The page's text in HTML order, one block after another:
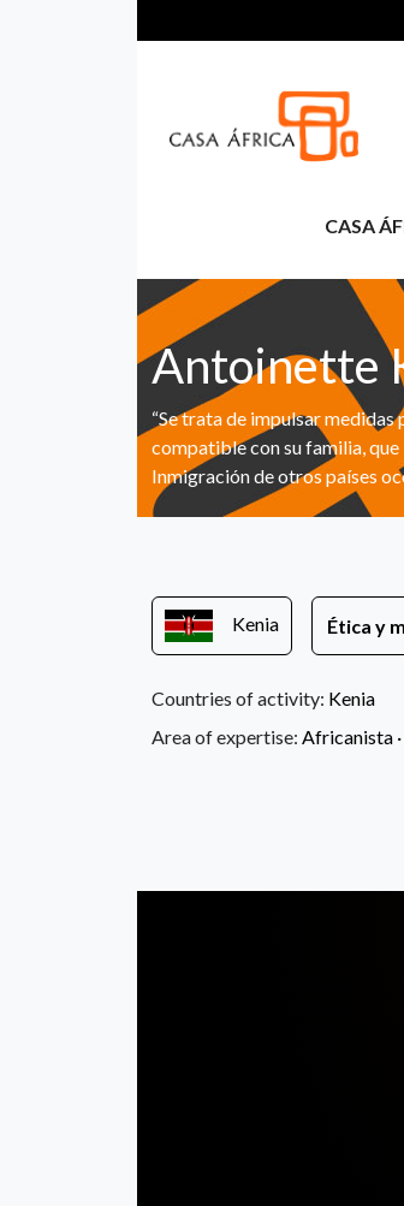
CASA
Antoinette
“Se trata de impulsar
compatible con su familia,
Inmigración de otros países
Kenia Ética y
Countries of activity: Kenia
Area of expertise: Africanista ·